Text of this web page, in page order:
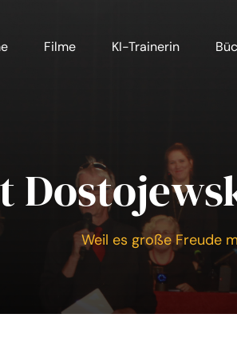
Filme KI-Trainerin
Weil es große Freude